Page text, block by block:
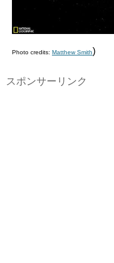
Photo credits: Matthew Smith)
スポンサーリンク